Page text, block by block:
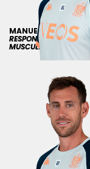
MANUELLACROIX
RESPONSABLE
MUSCULATION/